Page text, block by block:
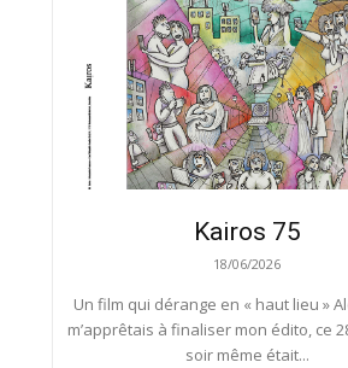
Kairos 75
18/06/2026
Un film qui dérange en « haut lieu »
m’apprêtais à finaliser mon édito, ce
soir même était...